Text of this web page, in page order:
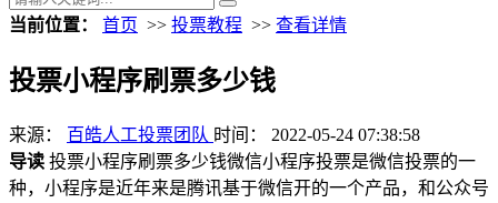
当前位置： 首页 >> 投票教程 >> 查看详情
投票小程序刷票多少钱
来源： 百皓人工投票团队 时间： 2022-05-24 07:38:58
导读 投票小程序刷票多少钱微信小程序投票是微信投票的一
种，小程序是近年来是腾讯基于微信开的一个产品，和公众号